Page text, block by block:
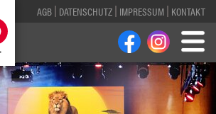
AGB DATENSCHUTZ IMPRESSUM KONTAKT